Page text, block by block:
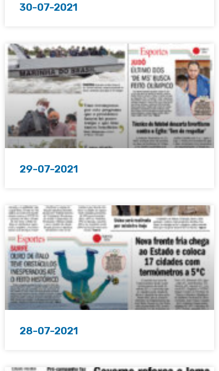
30-07-2021
29-07-2021
28-07-2021